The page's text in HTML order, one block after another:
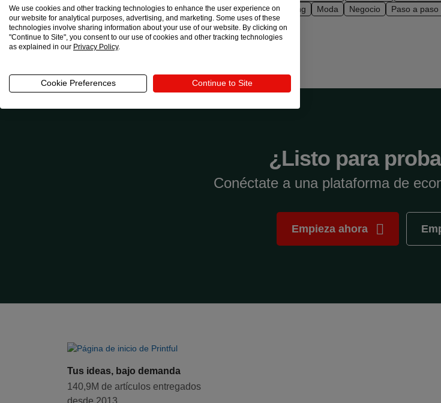
Marketing de afiliados
Marketing de nicho Merchandising Moda Negocio Paso a paso
Tendencias
Tendencias de diseño TikTok Ventas
¿Listo para
Conéctate a una plataforma de
Empieza ahora
Tus ideas, bajo demanda
140,9M de artículos entregados
desde 2013
We use cookies and other tracking technologies to enhance the user experience on
our website for analytical purposes, advertising, and marketing. Some uses of these
technologies involve sharing information about your use of our website. By clicking on
"Continue to Site", you consent to our use of cookies and other tracking technologies
as explained in our Privacy Policy.
Cookie Preferences Continue to Site